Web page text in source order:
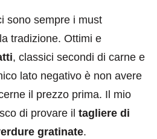
sono sempre i must
tradizione. Ottimi e
, classici secondi di carne e
lato negativo è non avere
il prezzo prima. Il mio
di provare il tagliere di
gratinate.